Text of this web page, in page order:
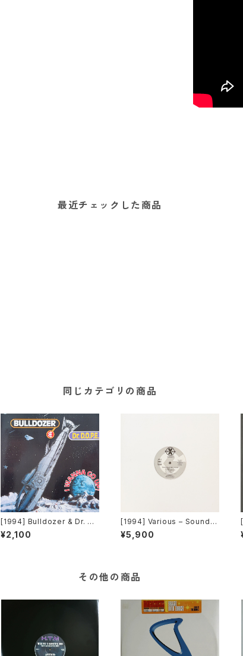
最近チェックした商品
同じカテゴリの商品
[1994] Bulldozer & Dr. D.
O.P.E. – I Wanna Go Up!
[Bulldozer Records]
¥2,100
[1994] Various – Sound X
Presents [Sony][PROM
O]
¥5,900
その他の商品